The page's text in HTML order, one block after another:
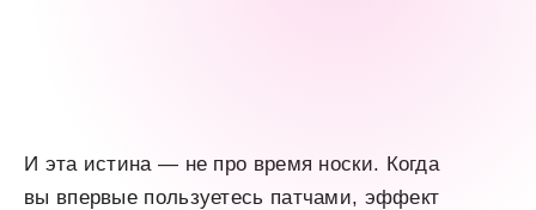
И эта истина — не про время носки. Когда
вы впервые пользуетесь патчами, эффект